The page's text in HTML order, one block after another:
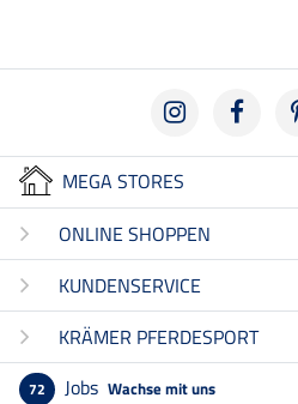
MEGA STORES
ONLINE SHOPPEN
KUNDENSERVICE
KRÄMER PFERDESPORT
72 Jobs Wachse mit uns